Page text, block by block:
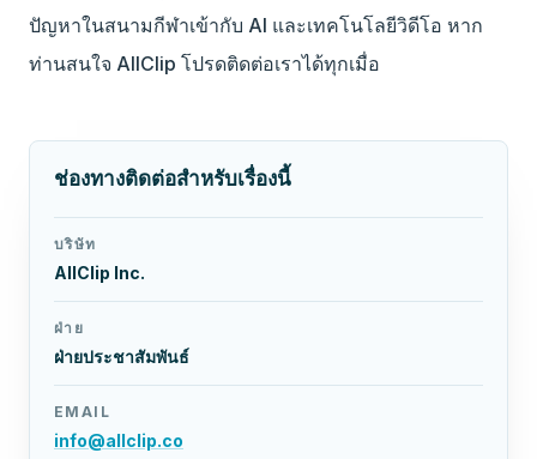
ปัญหาในสนามกีฬาเข้ากับ AI และเทคโนโลยีวิดีโอ หาก
ท่านสนใจ AllClip โปรดติดต่อเราได้ทุกเมื่อ
ช่องทางติดต่อสำหรับเรื่องนี้
บริษัท
AllClip Inc.
ฝ่าย
ฝ่ายประชาสัมพันธ์
EMAIL
info@allclip.co